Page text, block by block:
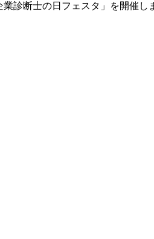
診断士の日フェスタ」を開催し